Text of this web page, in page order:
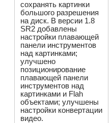
сохранять картинки
большого разрешения
на диск. В версии 1.8
SR2 добавлены
настройки плавающей
панели инструментов
над картинками;
улучшено
позиционирование
плавающей панели
инструментов над
картинками и Flah
объектами; улучшены
настройки конвертации
видео.